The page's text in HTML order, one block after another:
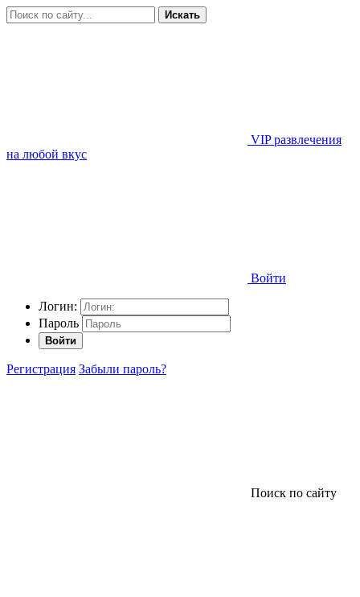
Искать
VIP развлечения
на любой вкус
Войти
Логин:
Пароль
Войти
Регистрация Забыли пароль?
Поиск по сайту